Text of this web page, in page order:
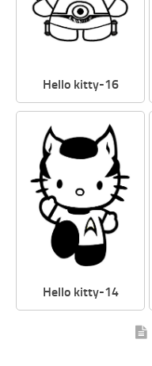
Hello kitty-16
Hello kitty-14